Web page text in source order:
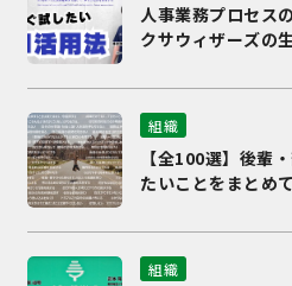
人事業務プロセス
クサウィザーズの
組織
【全100選】後輩
たいことをまとめ
組織